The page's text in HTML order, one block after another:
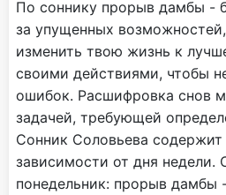
По соннику прорыв дамбы -
за упущенных
изменить твою жизнь к
своими действиями, чтобы
ошибок. Расшифровка снов
задачей, требующей
Сонник Соловьева содержит
зависимости от дня недели.
понедельник: прорыв дамбы